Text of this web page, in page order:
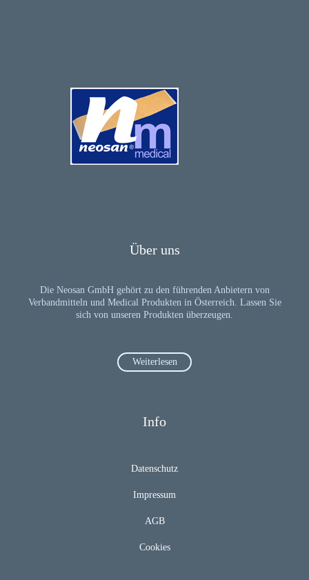
Über uns
Die Neosan GmbH gehört zu den führenden Anbietern von
Verbandmitteln und Medical Produkten in Österreich. Lassen Sie
sich von unseren Produkten überzeugen.
Weiterlesen
Info
Datenschutz
Impressum
AGB
Cookies